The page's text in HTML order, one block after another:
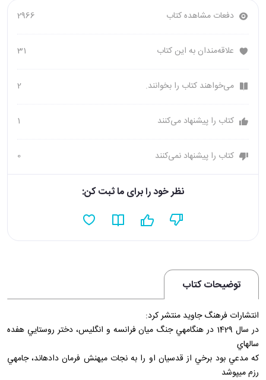
دفعات مشاهده کتاب 2966
علاقه‌مندان به این کتاب 31
می‌خواهند کتاب را بخوانند. 2
کتاب را پیشنهاد می‌کنند 1
کتاب را پیشنهاد نمی‌کنند 0
نظر خود را برای ما ثبت کن:
توضیحات کتاب
انتشارات فرهنگ جاويد منتشر کرد:
در سال 1429 در هنگامه­ي جنگ ميان فرانسه و انگليس، دختر روستايي هفده
ساله­اي
که مدعي بود برخي از قدسيان او را به نجات ميهنش فرمان داده­اند، جامه­ي
رزم مي­پوشد